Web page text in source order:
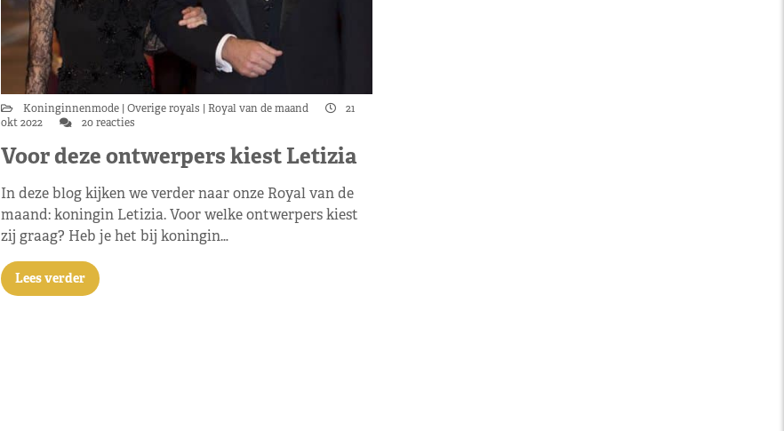
Koninginnenmode Overige royals Royal van de maand
21
okt 2022
20 reacties
Voor deze ontwerpers kiest Letizia
In deze blog kijken we verder naar onze Royal van de
maand: koningin Letizia. Voor welke ontwerpers kiest
zij graag? Heb je het bij koningin…
Lees verder